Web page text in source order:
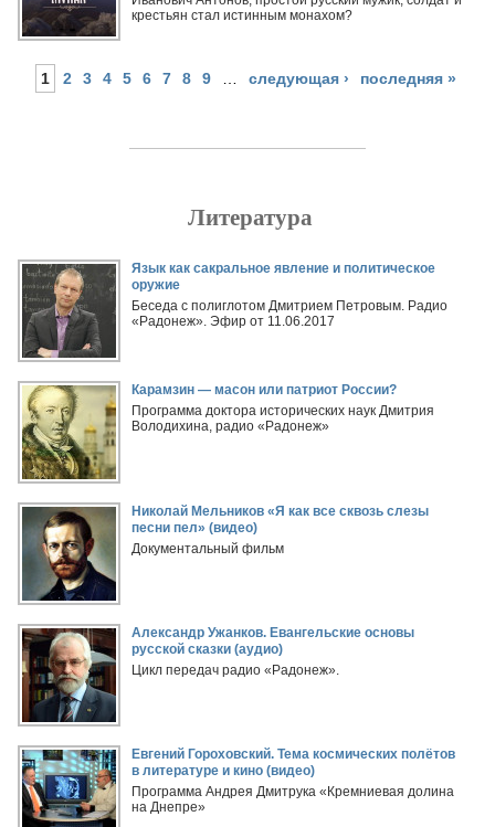
крестьян стал истинным монахом?
1 2 3 4 5 6 7 8 9 … следующая › последняя »
Литература
Язык как сакральное явление и политическое
оружие
Беседа с полиглотом Дмитрием Петровым. Радио
«Радонеж». Эфир от 11.06.2017
Карамзин — масон или патриот России?
Программа доктора исторических наук Дмитрия
Володихина, радио «Радонеж»
Николай Мельников «Я как все сквозь слезы
песни пел» (видео)
Документальный фильм
Александр Ужанков. Евангельские основы
русской сказки (аудио)
Цикл передач радио «Радонеж».
Евгений Гороховский. Тема космических полётов
в литературе и кино (видео)
Программа Андрея Дмитрука «Кремниевая долина
на Днепре»
Страницы